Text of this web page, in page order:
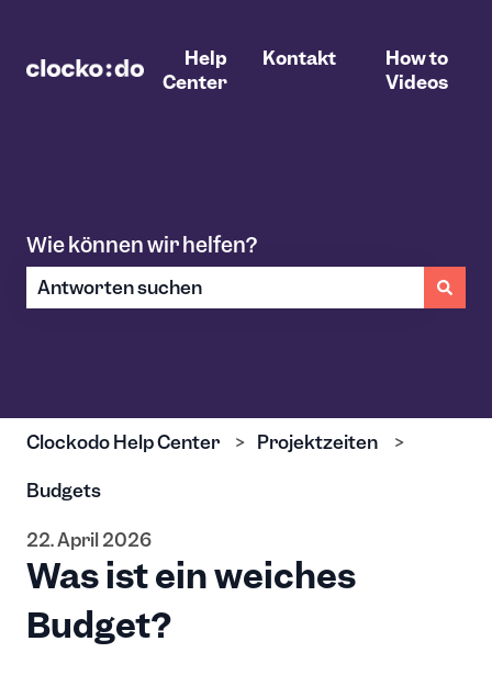
Help
Center
Kontakt
How to
Videos
Wie können wir helfen?
Clockodo Help Center Projektzeiten
Budgets
22. April 2026
Was ist ein weiches
Budget?